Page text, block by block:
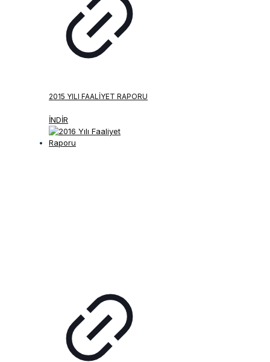
2015 YILI FAALIYET RAPORU
İNDİR